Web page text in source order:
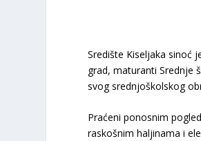
Središte Kiseljaka sinoć
grad, maturanti Srednje
svog srednjoškolskog
​Praćeni ponosnim
raskošnim haljinama i